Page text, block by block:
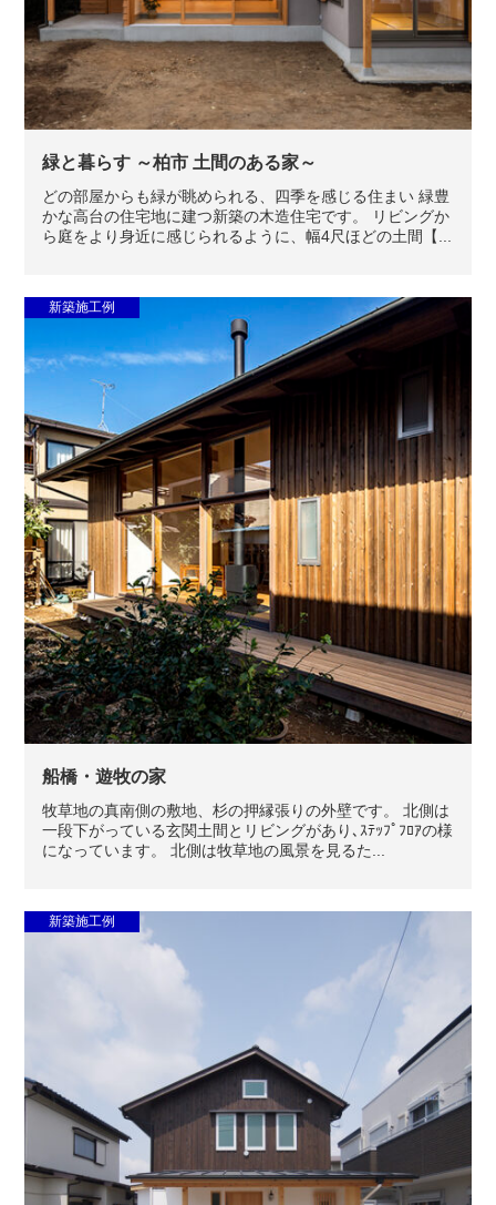
緑と暮らす ～柏市 土間のある家～
どの部屋からも緑が眺められる、四季を感じる住まい 緑豊
かな高台の住宅地に建つ新築の木造住宅です。 リビングか
ら庭をより身近に感じられるように、幅4尺ほどの土間【...
新築施工例
船橋・遊牧の家
牧草地の真南側の敷地、杉の押縁張りの外壁です。 北側は
一段下がっている玄関土間とリビングがあり､ｽﾃｯﾌﾟﾌﾛｱの様
になっています。 北側は牧草地の風景を見るた...
新築施工例